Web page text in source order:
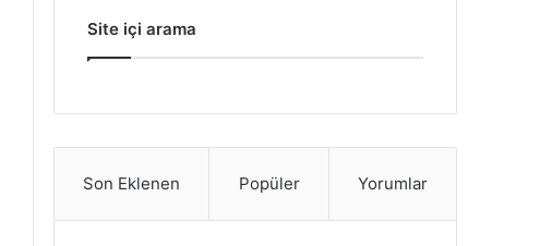
Site içi arama
Son Eklenen Popüler Yorumlar